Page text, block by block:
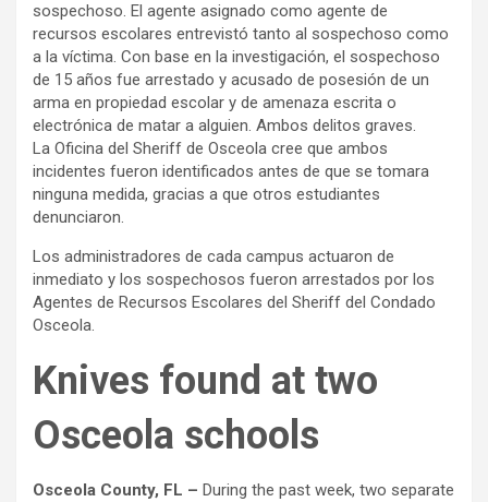
sospechoso. El agente asignado como agente de
recursos escolares entrevistó tanto al sospechoso como
a la víctima. Con base en la investigación, el sospechoso
de 15 años fue arrestado y acusado de posesión de un
arma en propiedad escolar y de amenaza escrita o
electrónica de matar a alguien. Ambos delitos graves.
La Oficina del Sheriff de Osceola cree que ambos
incidentes fueron identificados antes de que se tomara
ninguna medida, gracias a que otros estudiantes
denunciaron.
Los administradores de cada campus actuaron de
inmediato y los sospechosos fueron arrestados por los
Agentes de Recursos Escolares del Sheriff del Condado
Osceola.
Knives found at two
Osceola schools
Osceola County, FL – During the past week, two separate